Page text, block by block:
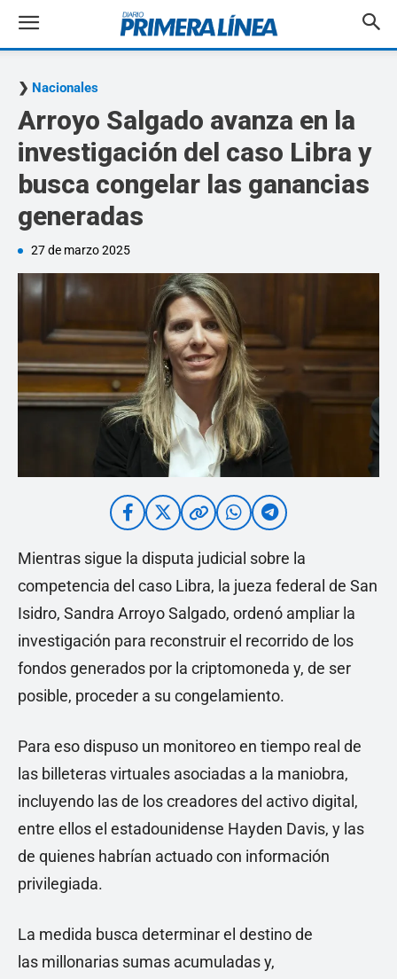
Nacionales
Arroyo Salgado avanza en la
investigación del caso Libra y
busca congelar las ganancias
generadas
27 de marzo 2025
Mientras sigue la disputa judicial sobre la
competencia del caso Libra, la jueza federal de San
Isidro, Sandra Arroyo Salgado, ordenó ampliar la
investigación para reconstruir el recorrido de los
fondos generados por la criptomoneda y, de ser
posible, proceder a su congelamiento.
Para eso dispuso un monitoreo en tiempo real de
las billeteras virtuales asociadas a la maniobra,
incluyendo las de los creadores del activo digital,
entre ellos el estadounidense Hayden Davis, y las
de quienes habrían actuado con información
privilegiada.
La medida busca determinar el destino de
las millonarias sumas acumuladas y,